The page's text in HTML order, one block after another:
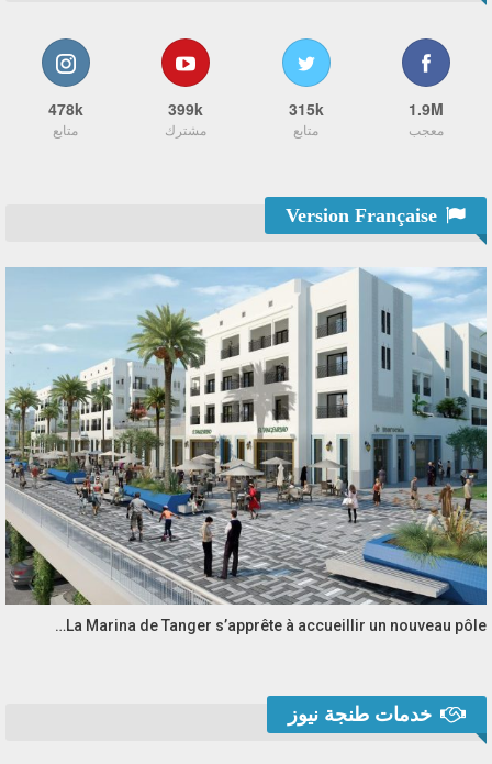
1.9M
معجب
315k
متابع
399k
مشترك
478k
متابع
La Marina de Tanger s’apprête à accueillir un nouveau pôle…
خدمات طنجة نيوز